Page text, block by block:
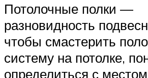
Потолочные полки —
разновидность
чтобы смастерить
систему на потолке,
определиться с